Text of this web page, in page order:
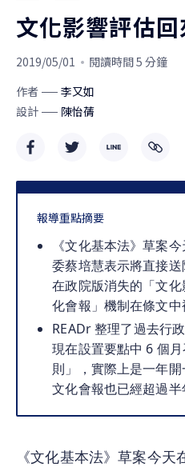
文化影響評估
2019/05/01
閱讀時間 5 分鐘
作者
李又如
設計
陳怡蒨
報導重點摘要
《文化基本法》草案
委蔡培慧表示將直接送
在政院版消失的「文
化會報」機制在條文中
READr 整理了過去行
現在設置要點中 6 個
則」，實際上是一年
文化會報也已經超過半
《文化基本法》草案今